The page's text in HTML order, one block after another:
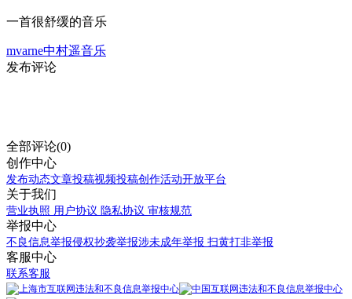
一首很舒缓的音乐
mvarne中村遥音乐
发布评论
全部评论(0)
创作中心
发布动态文章投稿视频投稿创作活动开放平台
关于我们
营业执照 用户协议 隐私协议 审核规范
举报中心
不良信息举报侵权抄袭举报涉未成年举报 扫黄打非举报
客服中心
联系客服